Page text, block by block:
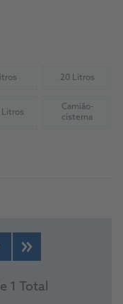
(Not available) 20 Litros
(Not
Litros
(Not available)
Camião-
cisterna
(Not
1 Total